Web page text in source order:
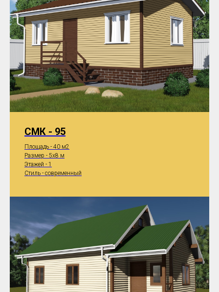
СМК - 95
Площадь - 40 м2
Размер - 5x8 м
Этажей - 1
Стиль - современный